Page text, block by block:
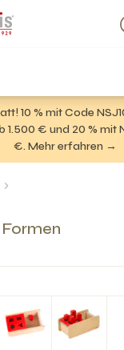
10 % mit Code
1.500 € und 20 % mit
€. Mehr erfahren →